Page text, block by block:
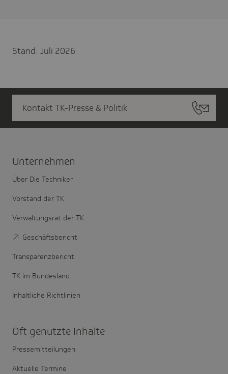
Stand: Juli 2026
Kontakt TK-Presse & Politik
Unter­nehmen
Über Die Techniker
Vorstand der TK
Verwaltungsrat der TK
Geschäftsbericht
Transparenzbericht
TK im Bundesland
Inhaltliche Richtlinien
Oft genutzte Inhalte
Pressemitteilungen
Aktuelle Termine